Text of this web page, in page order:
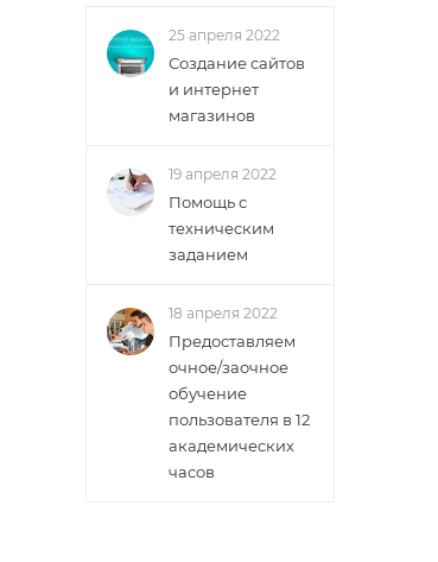
25 апреля 2022
Создание сайтов
и интернет
магазинов
19 апреля 2022
Помощь с
техническим
заданием
18 апреля 2022
Предоставляем
очное/заочное
обучение
пользователя в 12
академических
часов